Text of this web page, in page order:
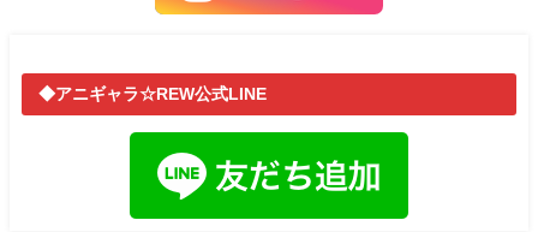
◆アニギャラ☆REW公式LINE